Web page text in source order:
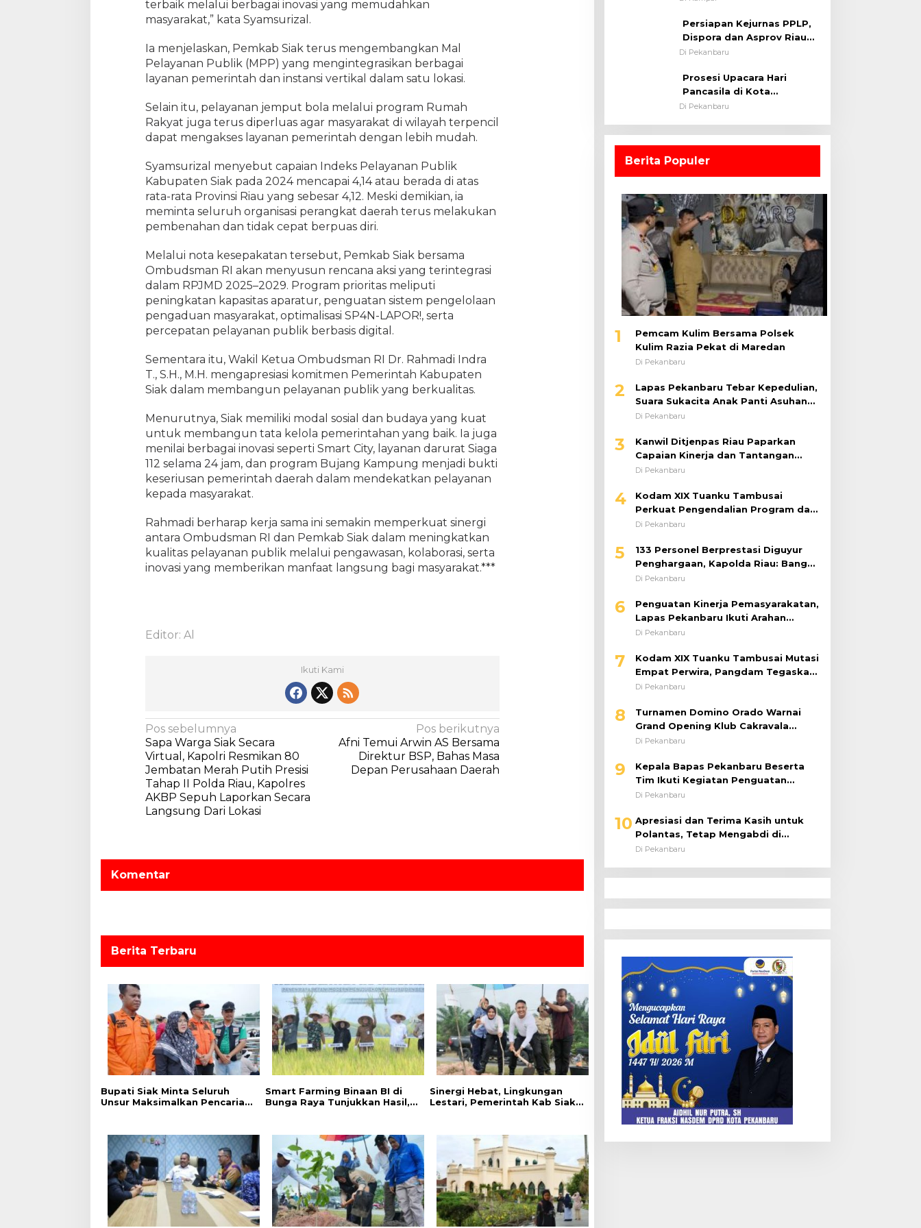
s
D
g
i
t
s
s
i
i
n
g
a
P
e
n
g
u
a
n
P
n
g
a
d
u
a
terbaik melalui berbagai inovasi yang memudahkan
masyarakat,” kata Syamsurizal.
Ia menjelaskan, Pemkab Siak terus mengembangkan Mal
Pelayanan Publik (MPP) yang mengintegrasikan berbagai
layanan pemerintah dan instansi vertikal dalam satu lokasi.
Selain itu, pelayanan jemput bola melalui program Rumah
Rakyat juga terus diperluas agar masyarakat di wilayah terpencil
dapat mengakses layanan pemerintah dengan lebih mudah.
Syamsurizal menyebut capaian Indeks Pelayanan Publik
Kabupaten Siak pada 2024 mencapai 4,14 atau berada di atas
rata-rata Provinsi Riau yang sebesar 4,12. Meski demikian, ia
meminta seluruh organisasi perangkat daerah terus melakukan
pembenahan dan tidak cepat berpuas diri.
Melalui nota kesepakatan tersebut, Pemkab Siak bersama
Ombudsman RI akan menyusun rencana aksi yang terintegrasi
dalam RPJMD 2025–2029. Program prioritas meliputi
peningkatan kapasitas aparatur, penguatan sistem pengelolaan
pengaduan masyarakat, optimalisasi SP4N-LAPOR!, serta
percepatan pelayanan publik berbasis digital.
Sementara itu, Wakil Ketua Ombudsman RI Dr. Rahmadi Indra
T., S.H., M.H. mengapresiasi komitmen Pemerintah Kabupaten
Siak dalam membangun pelayanan publik yang berkualitas.
Menurutnya, Siak memiliki modal sosial dan budaya yang kuat
untuk membangun tata kelola pemerintahan yang baik. Ia juga
menilai berbagai inovasi seperti Smart City, layanan darurat Siaga
112 selama 24 jam, dan program Bujang Kampung menjadi bukti
keseriusan pemerintah daerah dalam mendekatkan pelayanan
kepada masyarakat.
Rahmadi berharap kerja sama ini semakin memperkuat sinergi
antara Ombudsman RI dan Pemkab Siak dalam meningkatkan
kualitas pelayanan publik melalui pengawasan, kolaborasi, serta
inovasi yang memberikan manfaat langsung bagi masyarakat.***
Editor: Al
Ikuti Kami
N
a
v
i
g
i
p
Pos sebelumnya
Sapa Warga Siak Secara
Virtual, Kapolri Resmikan 80
Jembatan Merah Putih Presisi
Tahap II Polda Riau, Kapolres
AKBP Sepuh Laporkan Secara
Langsung Dari Lokasi
Pos berikutnya
Afni Temui Arwin AS Bersama
Direktur BSP, Bahas Masa
Depan Perusahaan Daerah
Komentar
Berita Terbaru
Bupati Siak Minta Seluruh
Unsur Maksimalkan Pencarian
Smart Farming Binaan BI di
Bunga Raya Tunjukkan Hasil,
Sinergi Hebat, Lingkungan
Lestari, Pemerintah Kab Siak
Menanam Masa Depan dan
Persiapan Kejurnas PPLP,
Dispora dan Asprov Riau
Tinjau Kelayakan Rumput
Di Pekanbaru
Prosesi Upacara Hari
Pancasila di Kota
Pekanbaru Tetap Khidmat
Di Pekanbaru
Berita Populer
1
Pemcam Kulim Bersama Polsek
Kulim Razia Pekat di Maredan
Di Pekanbaru
2
Lapas Pekanbaru Tebar Kepedulian,
Suara Sukacita Anak Panti Asuhan
Kemuliaan Iringi Bantuan Sosial
Di Pekanbaru
3
Kanwil Ditjenpas Riau Paparkan
Capaian Kinerja dan Tantangan
Pemasyarakatan dalam RDP
Di Pekanbaru
4
Kodam XIX Tuanku Tambusai
Perkuat Pengendalian Program dan
Implementasi Doktrin TNI AD
Di Pekanbaru
5
133 Personel Berprestasi Diguyur
Penghargaan, Kapolda Riau: Bangun
Kepercayaan Publik dengan Karya
Di Pekanbaru
6
Penguatan Kinerja Pemasyarakatan,
Lapas Pekanbaru Ikuti Arahan
Dirjenpas Secara Virtual
Di Pekanbaru
7
Kodam XIX Tuanku Tambusai Mutasi
Empat Perwira, Pangdam Tegaskan
Regenerasi untuk Perkuat Kinerja
Di Pekanbaru
8
Turnamen Domino Orado Warnai
Grand Opening Klub Cakravala
Pekanbaru
Di Pekanbaru
9
Kepala Bapas Pekanbaru Beserta
Tim Ikuti Kegiatan Penguatan
Tugas dan Fungsi serta Paparan
Di Pekanbaru
10 Apresiasi dan Terima Kasih untuk
Polantas, Tetap Mengabdi di
Tengah Guyuran Hujan
Di Pekanbaru